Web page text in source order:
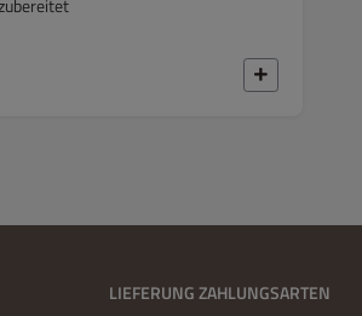
LIEFERUNG ZAHLUNGSARTEN